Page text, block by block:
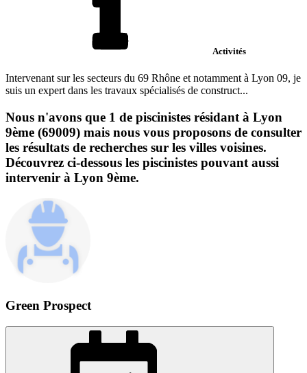
Activités
Intervenant sur les secteurs du 69 Rhône et notamment à Lyon 09, je
suis un expert dans les travaux spécialisés de construct...
Nous n'avons que 1 de piscinistes résidant à Lyon
9ème (69009) mais nous vous proposons de consulter
les résultats de recherches sur les villes voisines.
Découvrez ci-dessous les piscinistes pouvant aussi
intervenir à Lyon 9ème.
Green Prospect